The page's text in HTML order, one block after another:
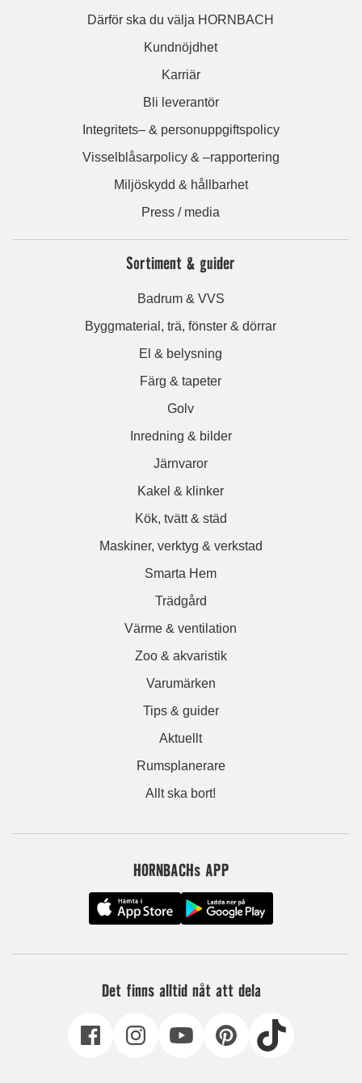
Därför ska du välja HORNBACH
Kundnöjdhet
Karriär
Bli leverantör
Integritets– & personuppgiftspolicy
Visselblåsarpolicy & –rapportering
Miljöskydd & hållbarhet
Press / media
Sortiment & guider
Badrum & VVS
Byggmaterial, trä, fönster & dörrar
El & belysning
Färg & tapeter
Golv
Inredning & bilder
Järnvaror
Kakel & klinker
Kök, tvätt & städ
Maskiner, verktyg & verkstad
Smarta Hem
Trädgård
Värme & ventilation
Zoo & akvaristik
Varumärken
Tips & guider
Aktuellt
Rumsplanerare
Allt ska bort!
HORNBACHs APP
Det finns alltid nåt att dela